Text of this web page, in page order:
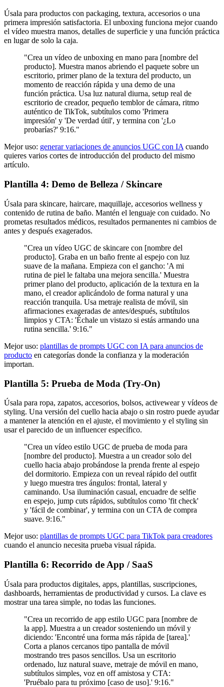
Úsala para productos con packaging, textura, accesorios o una
primera impresión satisfactoria. El unboxing funciona mejor cuando
el vídeo muestra manos, detalles de superficie y una función práctica
en lugar de solo la caja.
"Crea un vídeo de unboxing en mano para [nombre del
producto]. Muestra manos abriendo el paquete sobre un
escritorio, primer plano de la textura del producto, un
momento de reacción rápida y una demo de una
función práctica. Usa luz natural diurna, setup real de
escritorio de creador, pequeño temblor de cámara, ritmo
auténtico de TikTok, subtítulos como 'Primera
impresión' y 'De verdad útil', y termina con '¿Lo
probarías?' 9:16."
Mejor uso: generar variaciones de anuncios UGC con IAcuando
quieres varios cortes de introducción del producto del mismo
artículo.
Plantilla 4: Demo de Belleza / Skincare
Úsala para skincare, haircare, maquillaje, accesorios wellness y
contenido de rutina de baño. Mantén el lenguaje con cuidado. No
prometas resultados médicos, resultados permanentes ni cambios de
antes y después exagerados.
"Crea un vídeo UGC de skincare con [nombre del
producto]. Graba en un baño frente al espejo con luz
suave de la mañana. Empieza con el gancho: 'A mi
rutina de piel le faltaba una mejora sencilla.' Muestra
primer plano del producto, aplicación de la textura en la
mano, el creador aplicándolo de forma natural y una
reacción tranquila. Usa metraje realista de móvil, sin
afirmaciones exageradas de antes/después, subtítulos
limpios y CTA: 'Échale un vistazo si estás armando una
rutina sencilla.' 9:16."
Mejor uso: plantillas de prompts UGC con IA para anuncios de
producto en categorías donde la confianza y la moderación
importan.
Plantilla 5: Prueba de Moda (Try-On)
Úsala para ropa, zapatos, accesorios, bolsos, activewear y vídeos de
styling. Una versión del cuello hacia abajo o sin rostro puede ayudar
a mantener la atención en el ajuste, el movimiento y el styling sin
usar el parecido de un influencer específico.
"Crea un vídeo estilo UGC de prueba de moda para
[nombre del producto]. Muestra a un creador solo del
cuello hacia abajo probándose la prenda frente al espejo
del dormitorio. Empieza con un reveal rápido del outfit
y luego muestra tres ángulos: frontal, lateral y
caminando. Usa iluminación casual, encuadre de selfie
en espejo, jump cuts rápidos, subtítulos como 'fit check'
y 'fácil de combinar', y termina con un CTA de compra
suave. 9:16."
Mejor uso: plantillas de prompts UGC para TikTok para creadores
cuando el anuncio necesita prueba visual rápida.
Plantilla 6: Recorrido de App / SaaS
Úsala para productos digitales, apps, plantillas, suscripciones,
dashboards, herramientas de productividad y cursos. La clave es
mostrar una tarea simple, no todas las funciones.
"Crea un recorrido de app estilo UGC para [nombre de
la app]. Muestra a un creador sosteniendo un móvil y
diciendo: 'Encontré una forma más rápida de [tarea].'
Corta a planos cercanos tipo pantalla de móvil
mostrando tres pasos sencillos. Usa un escritorio
ordenado, luz natural suave, metraje de móvil en mano,
subtítulos simples, voz en off amistosa y CTA:
'Pruébalo para tu próximo [caso de uso].' 9:16."